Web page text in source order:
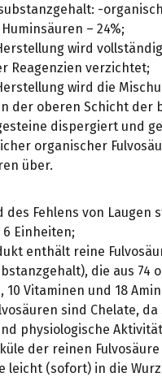
-
– 24%;
wird
Reagenzien verzichtet;
wird die
der oberen Schicht der
dispergiert und
organischer
über.
des Fehlens von Laugen
Einheiten;
enthält reine
die aus 74
10 Vitaminen und 18
sind Chelate,
physiologische
der reinen
leicht (sofort) in die